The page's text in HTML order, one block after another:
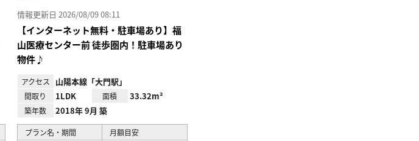
情報更新日 2026/08/09 08:11
【インターネット無料・駐車場あり】福
山医療センター前 徒歩圏内！駐車場あり
物件♪
アクセス 山陽本線「大門駅」
間取り 1LDK 面積 33.32m²
築年数 2018年 9月 築
プラン名・期間
月額目安